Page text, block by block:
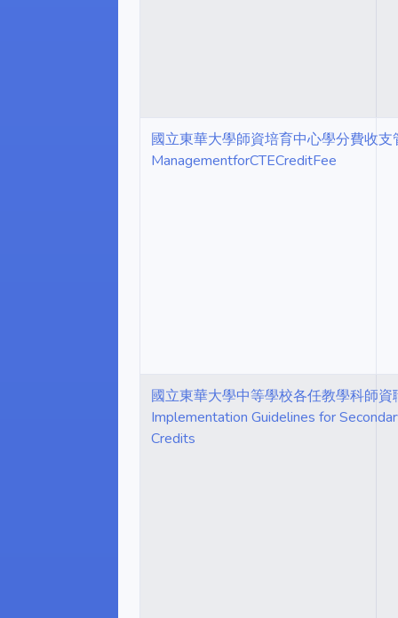
國立東華大學師資培育中心學分費收
ManagementforCTECreditFee
國立東華大學中等學校各任教學科師
Implementation Guidelines for
Credits